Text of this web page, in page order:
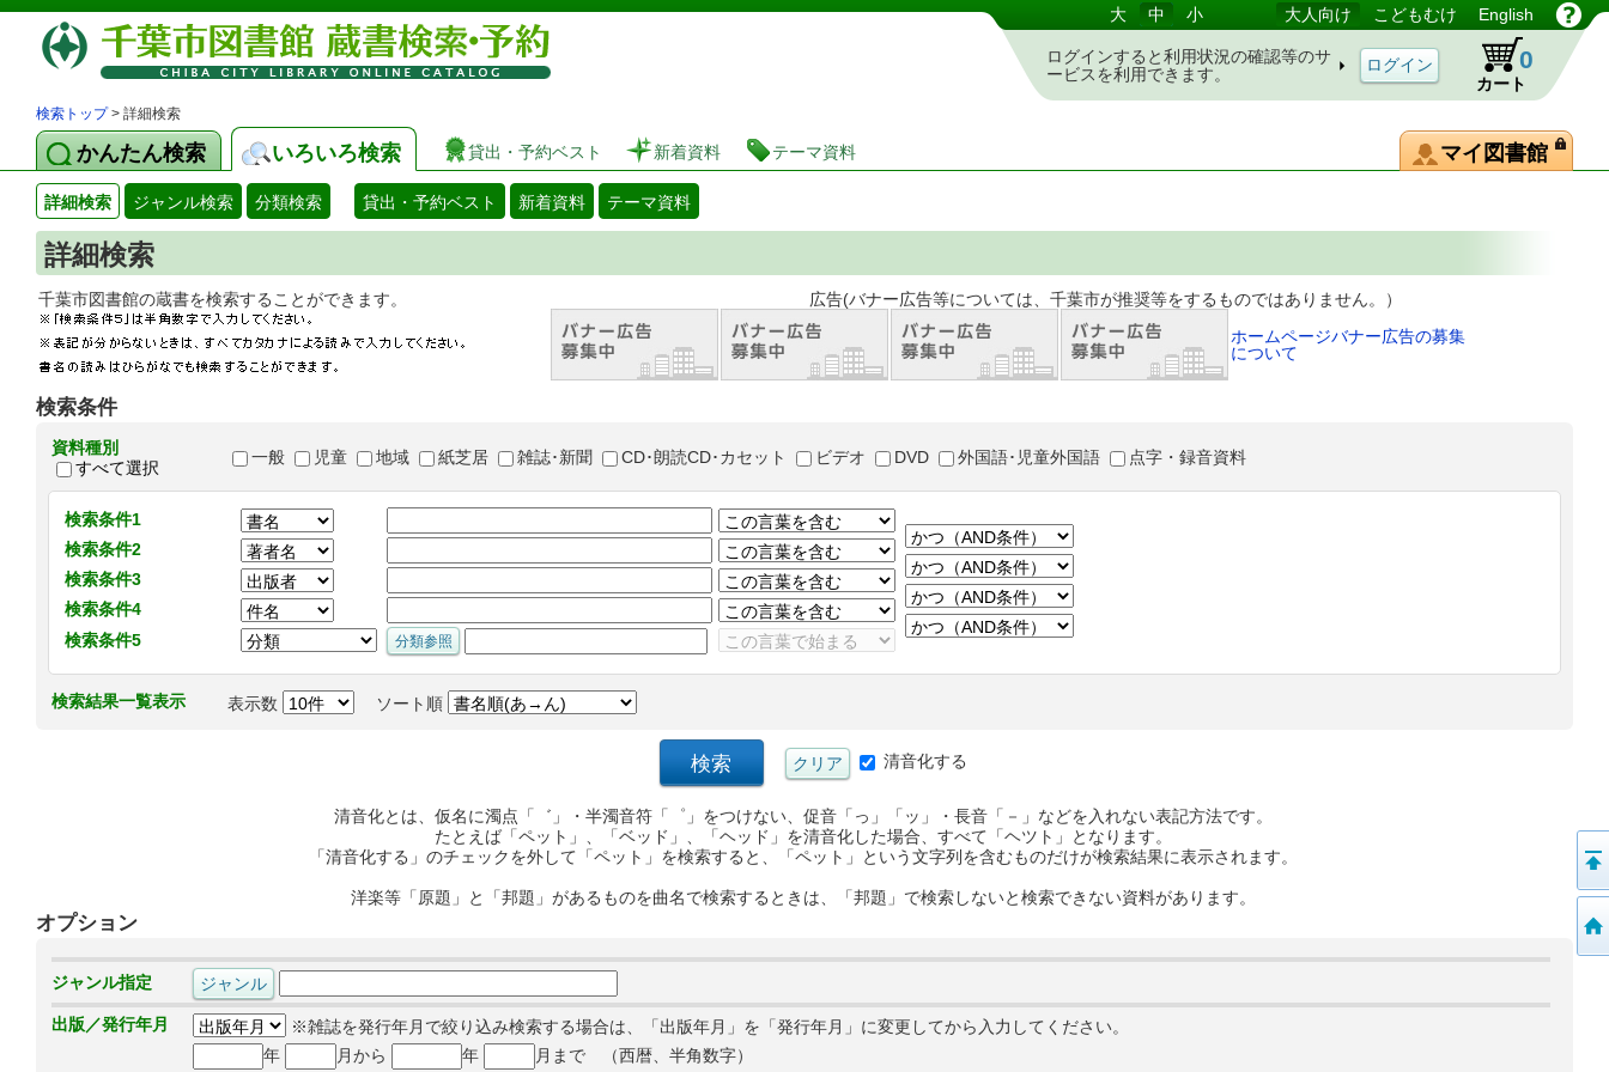
図書館 蔵書検索・予約システム 大 中 小 大人向け こどもむけ English
ログインすると利用状況の確認等のサ
ービスを利用できます。
カート
0
検索トップ> 詳細検索
かんたん検索 いろいろ検索 貸出・予約ベスト 新着資料 テーマ資料 マイ図書館
詳細検索 ジャンル検索 分類検索 貸出・予約ベスト 新着資料 テーマ資料
詳細検索
千葉市図書館の蔵書を検索することができます。 広告(バナー広告等については、千葉市が推奨等をするものではありません。）
ホームページバナー広告の募集
について
検索条件
資料種別
すべて選択
一般 児童 地域 紙芝居 雑誌･新聞 CD･朗読CD･カセット ビデオ DVD 外国語･児童外国語 点字・録音資料
検索条件1
検索条件2
検索条件3
検索条件4
検索条件5
検索結果一覧表示 表示数 ソート順
清音化する
清音化とは、仮名に濁点「゛」・半濁音符「゜」をつけない、促音「っ」「ッ」・長音「－」などを入れない表記方法です。
たとえば「ペット」、「ベッド」、「ヘッド」を清音化した場合、すべて「ヘツト」となります。
「清音化する」のチェックを外して「ペット」を検索すると、「ペット」という文字列を含むものだけが検索結果に表示されます。
洋楽等「原題」と「邦題」があるものを曲名で検索するときは、「邦題」で検索しないと検索できない資料があります。
オプション
ジャンル指定
出版／発行年月
※雑誌を発行年月で絞り込み検索する場合は、「出版年月」を「発行年月」に変更してから入力してください。
年
月から 年 月まで （西暦、半角数字）